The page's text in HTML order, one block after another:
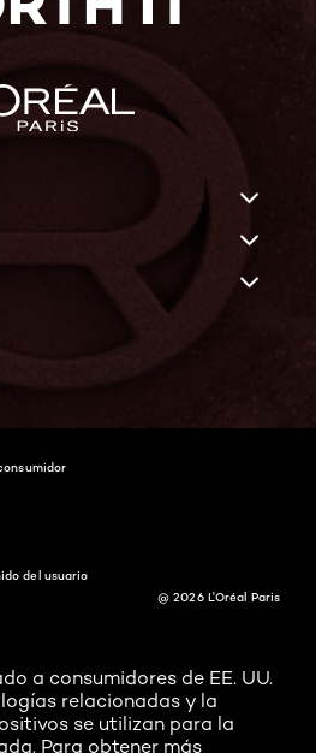
del usuario
@ 2026 L'Oréal Paris
a consumidores de EE. UU.
relacionadas y la
se utilizan para la
Para obtener más